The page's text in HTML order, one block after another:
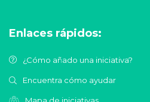
Enlaces rápidos:
¿Cómo añado una iniciativa?
Encuentra cómo ayudar
Mapa de iniciativas